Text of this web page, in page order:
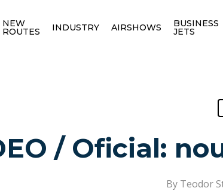
NEW
ROUTES INDUSTRY AIRSHOWS BUSINESS
JETS
/ Oficial:
By Teodor